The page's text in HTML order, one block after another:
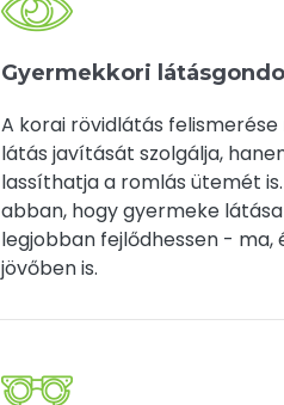
Gyermekkori
A korai rövidlátás
látás javítását szolgálja,
lassíthatja a romlás ütemét
abban, hogy gyermeke
legjobban fejlődhessen - ma,
jövőben is.